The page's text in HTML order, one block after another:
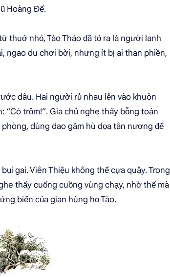
Hoàng Đế.
thuở nhỏ, Tào Tháo đã tỏ ra là người lanh
ngao du chơi bời, nhưng ít bị ai than phiền,
dâu. Hai người rủ nhau lẻn vào khuôn
trộm!”. Gia chủ nghe thấy bỗng toán
dùng dao găm hù dọa tân nương để
gai. Viên Thiệu không thể cựa quậy. Trong
thấy cuống cuồng vùng chạy, nhờ thế mà
biến của gian hùng họ Tào.